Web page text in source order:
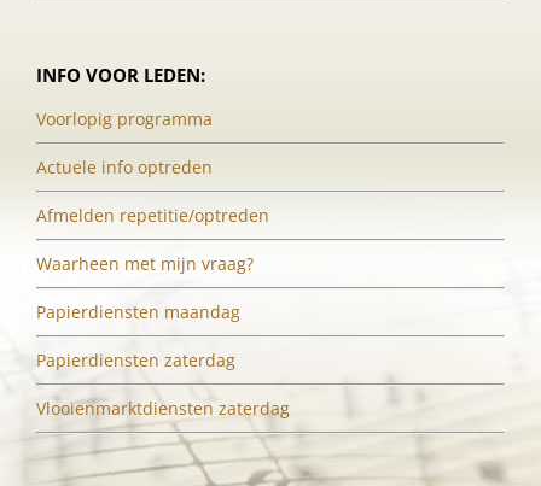
INFO VOOR LEDEN:
Voorlopig programma
Actuele info optreden
Afmelden repetitie/optreden
Waarheen met mijn vraag?
Papierdiensten maandag
Papierdiensten zaterdag
Vlooienmarktdiensten zaterdag